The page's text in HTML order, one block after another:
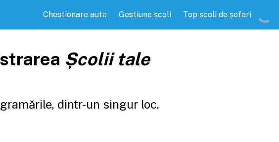
Chestionare auto Gestiune școli Top școli de șoferi
Școlii tale
dintr-un singur loc.